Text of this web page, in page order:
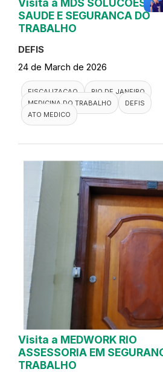
Visita a MDS SOLUCOES
SAUDE E SEGURANCA DO
TRABALHO
DEFIS
24 de March de 2026
FISCALIZACAO
RIO DE JANEIRO
MEDICINA DO TRABALHO
DEFIS
ATO MEDICO
Visita a MEDWORK RIO
ASSESSORIA EM
TRABALHO